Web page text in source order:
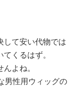
して安い代物では
くるはず。
よね。
男性用ウィッグの